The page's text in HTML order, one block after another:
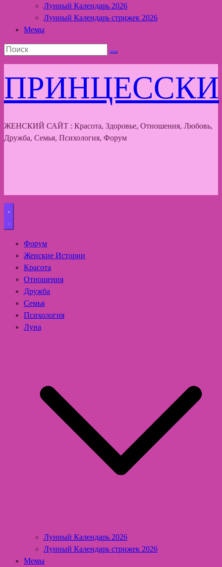
Лунный Календарь 2026
Лунный Календарь стрижек 2026
Мемы
ПРИНЦЕССКИ
ЖЕНСКИЙ САЙТ : Красота, Здоровье, Отношения, Любовь,
Дружба, Семья, Психология, Форум
Форум
Женские Истории
Красота
Отношения
Дружба
Семья
Психология
Луна
Лунный Календарь 2026
Лунный Календарь стрижек 2026
Мемы